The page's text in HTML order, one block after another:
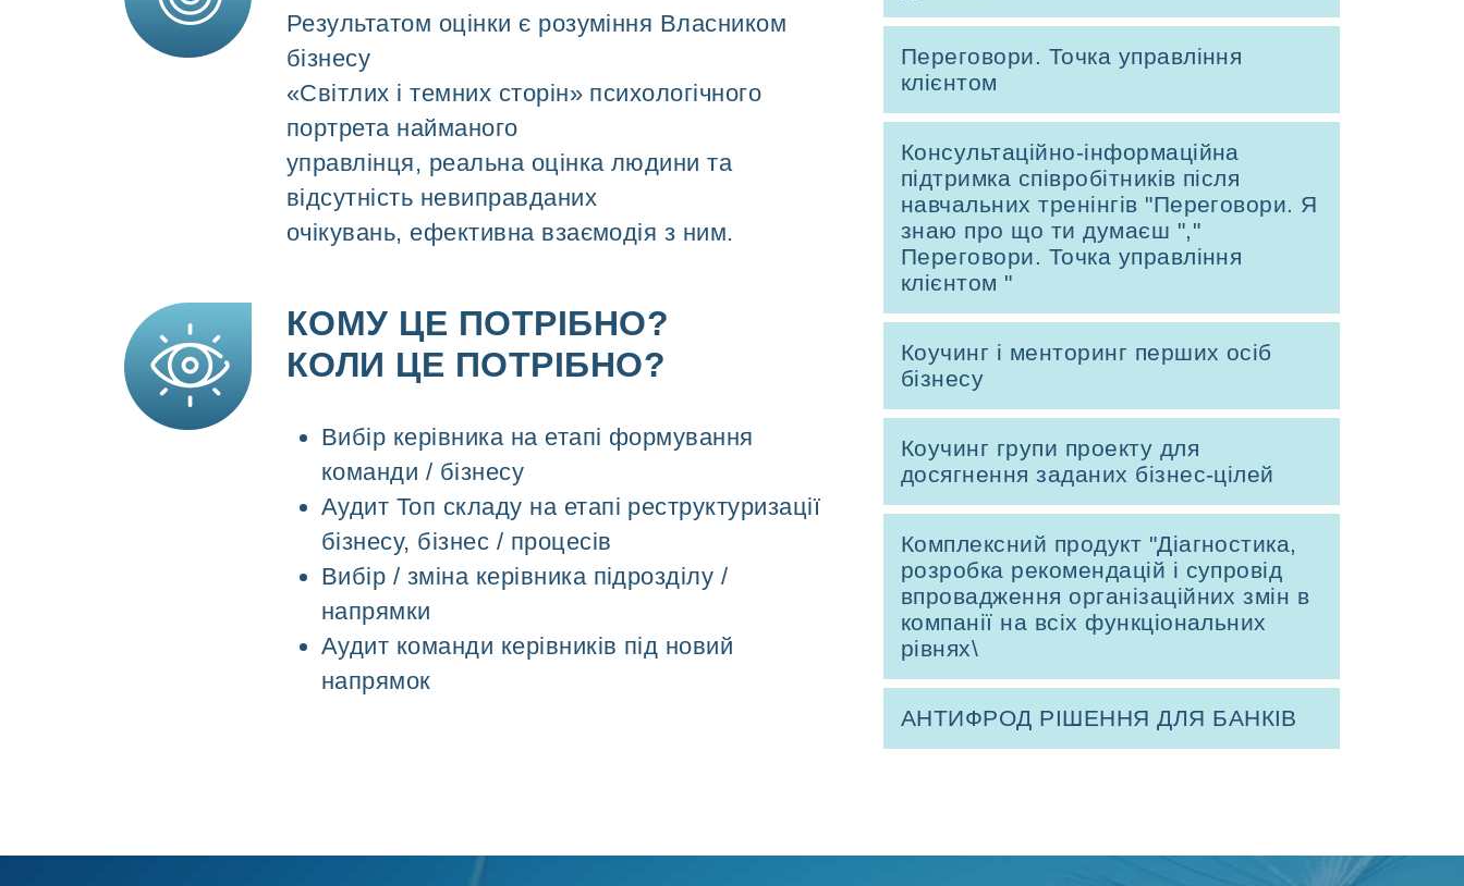
Результатом оцінки є розуміння Власником
бізнесу
«Світлих і темних сторін» психологічного
портрета найманого
управлінця, реальна оцінка людини та
відсутність невиправданих
очікувань, ефективна взаємодія з ним.
КОМУ ЦЕ ПОТРІБНО?
КОЛИ ЦЕ ПОТРІБНО?
Вибір керівника на етапі формування
команди / бізнесу
Аудит Топ складу на етапі реструктуризації
бізнесу, бізнес / процесів
Вибір / зміна керівника підрозділу /
напрямки
Аудит команди керівників під новий
напрямок
Переговори. Точка управління
клієнтом
Консультаційно-інформаційна
підтримка співробітників після
навчальних тренінгів "Переговори. Я
знаю про що ти думаєш ","
Переговори. Точка управління
клієнтом "
Коучинг і менторинг перших осіб
бізнесу
Коучинг групи проекту для
досягнення заданих бізнес-цілей
Комплексний продукт "Діагностика,
розробка рекомендацій і супровід
впровадження організаційних змін в
компанії на всіх функціональних
рівнях\
АНТИФРОД РІШЕННЯ ДЛЯ БАНКІВ